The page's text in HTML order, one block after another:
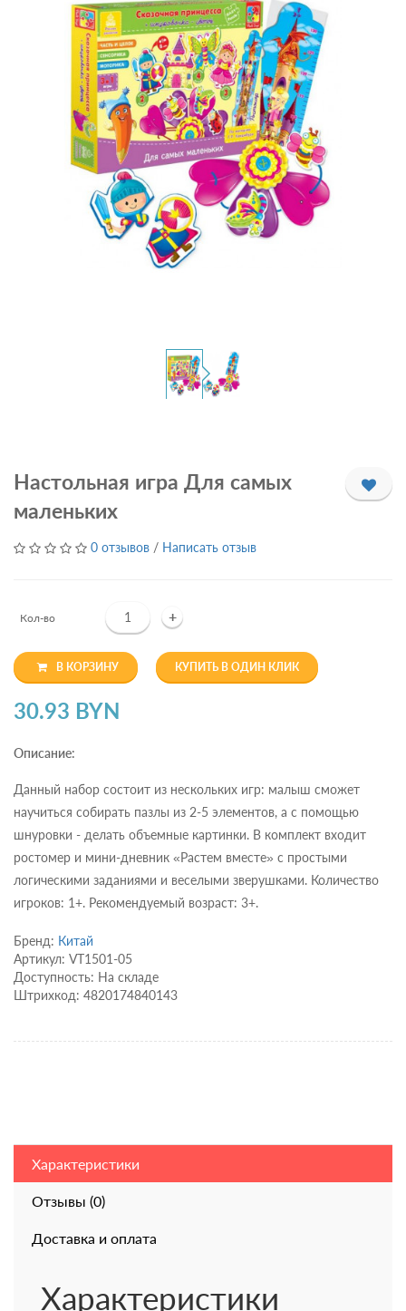
Настольная игра Для самых
маленьких
0 отзывов / Написать отзыв
Кол-во +
В КОРЗИНУ КУПИТЬ В ОДИН КЛИК
30.93 BYN
Описание:
Данный набор состоит из нескольких игр: малыш сможет
научиться собирать пазлы из 2-5 элементов, а с помощью
шнуровки - делать объемные картинки. В комплект входит
ростомер и мини-дневник «Растем вместе» с простыми
логическими заданиями и веселыми зверушками. Количество
игроков: 1+. Рекомендуемый возраст: 3+.
Бренд: Китай
Артикул: VT1501-05
Доступность: На складе
Штрихкод: 4820174840143
Характеристики
Отзывы (0)
Доставка и оплата
Характеристики